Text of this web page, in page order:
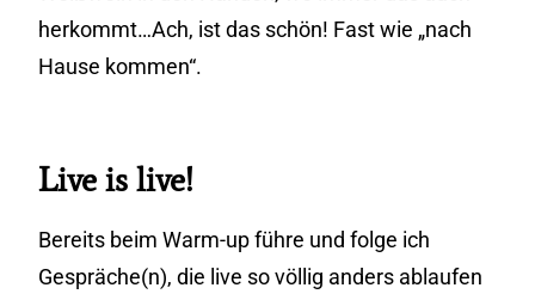
herkommt…Ach, ist das schön! Fast wie „nach
Hause kommen“.
Live is live!
Bereits beim Warm-up führe und folge ich
Gespräche(n), die live so völlig anders ablaufen